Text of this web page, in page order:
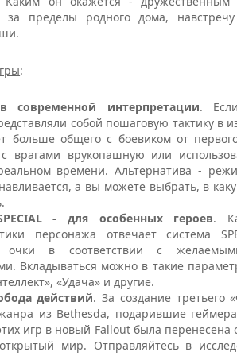
за пределы родного дома,
:
современной интерпретации.
собой пошаговую тактику в
больше общего с боевиком от
врагами врукопашную или
времени. Альтернатива -
а вы можете выбрать, в
- для особенных героев.
персонажа отвечает система
очки в соответствии с
Вкладываться можно в такие
«Удача» и другие.
действий. За создание третьего
из Bethesda, подарившие
игр в новый Fallout была перенесена
мир. Отправляйтесь в